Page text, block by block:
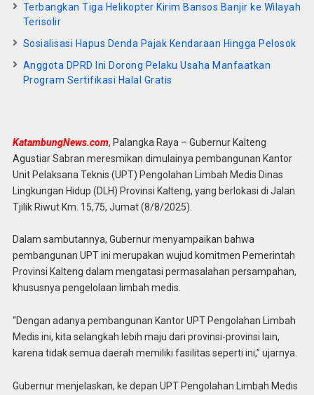
Terbangkan Tiga Helikopter Kirim Bansos Banjir ke Wilayah
Terisolir
Sosialisasi Hapus Denda Pajak Kendaraan Hingga Pelosok
Anggota DPRD Ini Dorong Pelaku Usaha Manfaatkan
Program Sertifikasi Halal Gratis
KatambungNews.com, Palangka Raya – Gubernur Kalteng
Agustiar Sabran meresmikan dimulainya pembangunan Kantor
Unit Pelaksana Teknis (UPT) Pengolahan Limbah Medis Dinas
Lingkungan Hidup (DLH) Provinsi Kalteng, yang berlokasi di Jalan
Tjilik Riwut Km. 15,75, Jumat (8/8/2025).
Dalam sambutannya, Gubernur menyampaikan bahwa
pembangunan UPT ini merupakan wujud komitmen Pemerintah
Provinsi Kalteng dalam mengatasi permasalahan persampahan,
khususnya pengelolaan limbah medis.
“Dengan adanya pembangunan Kantor UPT Pengolahan Limbah
Medis ini, kita selangkah lebih maju dari provinsi-provinsi lain,
karena tidak semua daerah memiliki fasilitas seperti ini,” ujarnya.
Gubernur menjelaskan, ke depan UPT Pengolahan Limbah Medis